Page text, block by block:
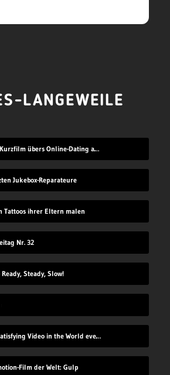
LANGEWEILE
Smartphone-Kurzfilm übers Online-Dating auf Zugreise
Jukebox-Reparateure
Tattoos ihrer Eltern malen
Nr. 32
Ready, Steady, Slow!
The Most Unsatisfying Video in the World ever made – part 2
Film der Welt: Gulp